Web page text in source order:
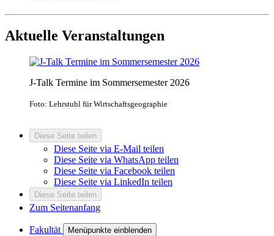
Aktuelle Veranstaltungen
J-Talk Termine im Sommersemester 2026
Foto: Lehrstuhl für Wirtschaftsgeographie
Diese Seite teilen
Diese Seite via E-Mail teilen
Diese Seite via WhatsApp teilen
Diese Seite via Facebook teilen
Diese Seite via LinkedIn teilen
Diese Seite teilen
Zum Seitenanfang
Fakultät Menüpunkte einblenden